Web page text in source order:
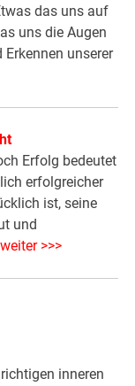
das uns auf
uns die Augen
unserer
Erfolg bedeutet
erfolgreicher
ist, seine
und
>>>
inneren